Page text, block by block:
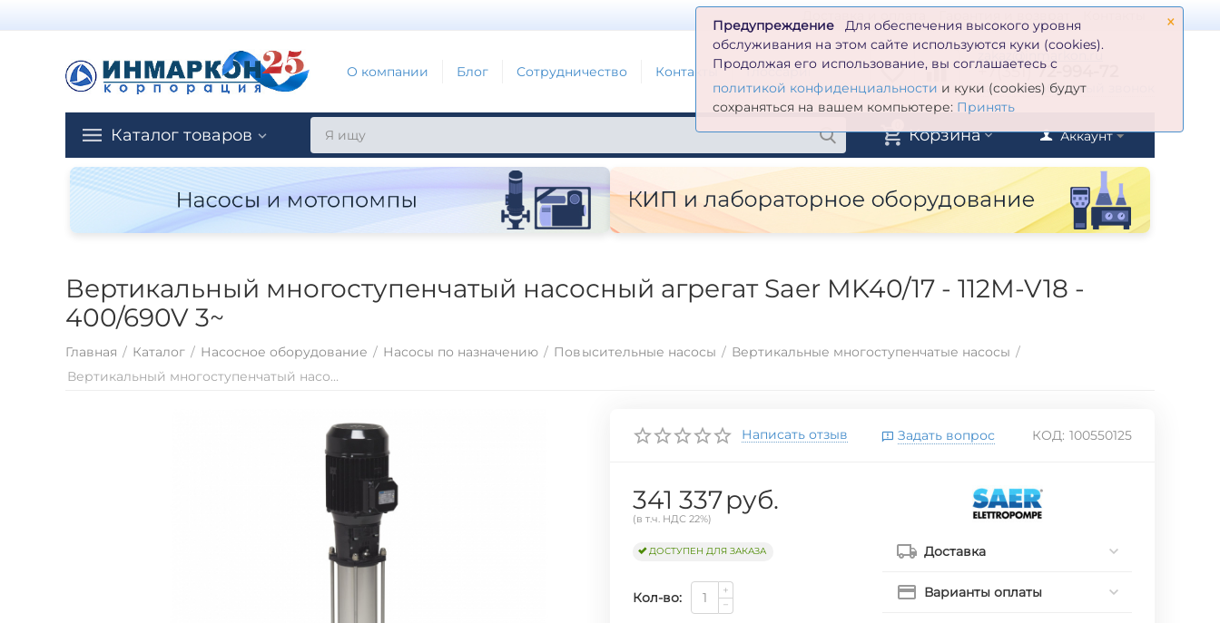
×
Предупреждение
Для обеспечения высокого уровня
обслуживания на этом сайте используются куки (cookies).
Продолжая его использование, вы соглашаетесь с
политикой конфиденциальности и куки (cookies) будут
сохраняться на вашем компьютере: Принять
О компании Блог Сотрудничество Контакты Глоссарий
zakaz@inmarkon.ru
+7(351)72-994-72
Заказать обратный звонок
Каталог товаров Аккаунт
Корзина
Вертикальный многоступенчатый насосный агрегат Saer MK40/17 - 112M-V18 -
400/690V 3~
Главная / Каталог / Насосное оборудование / Насосы по назначению / Повысительные насосы / Вертикальные многоступенчатые насосы /
Вертикальный многоступенчатый насосный агрегат Saer MK40/17 - 112M-V18 - 400/690V 3~
Написать отзыв Задать вопрос КОД: 100550125
341 337руб.
(в т.ч. НДС 22%)
ДОСТУПЕН ДЛЯ ЗАКАЗА
Кол-во:
+
−
Доставка
Варианты оплаты